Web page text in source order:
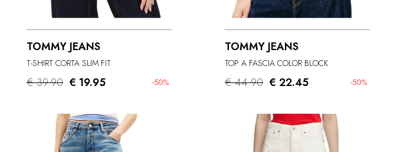
TOMMY JEANS
T-SHIRT CORTA SLIM FIT
€ 39.90 -50%
€ 19.95
TOMMY JEANS
TOP A FASCIA COLOR BLOCK
€ 44.90 -50%
€ 22.45